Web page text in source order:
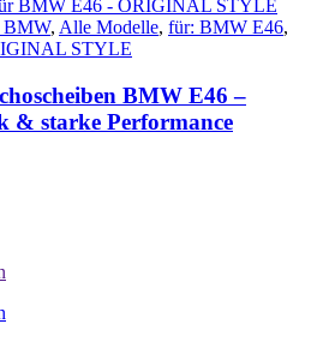
weist
mehrere
Varianten
Die
Optionen
können
BMW, Alle Modelle, für: BMW E46,
STYLE
BMW E46 –
& starke Performance